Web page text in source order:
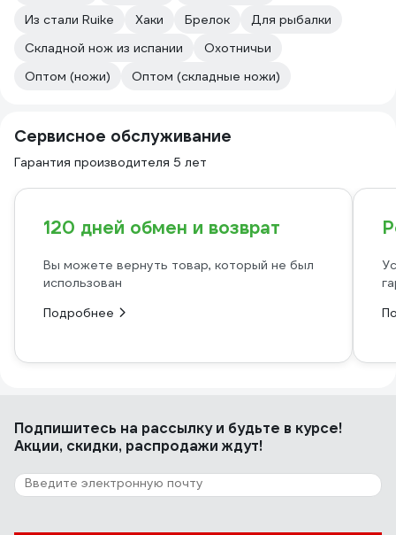
Из стали Ruike
Хаки Брелок
Для рыбалки
Складной нож из испании
Охотничьи
Оптом (ножи)
Оптом (складные ножи)
Сервисное обслуживание
Гарантия производителя 5 лет
120 дней обмен и возврат
Вы можете вернуть товар, который не был
использован
Подробнее
Подпишитесь на рассылкуи будьте в курсе!
Акции, скидки, распродажи ждут!